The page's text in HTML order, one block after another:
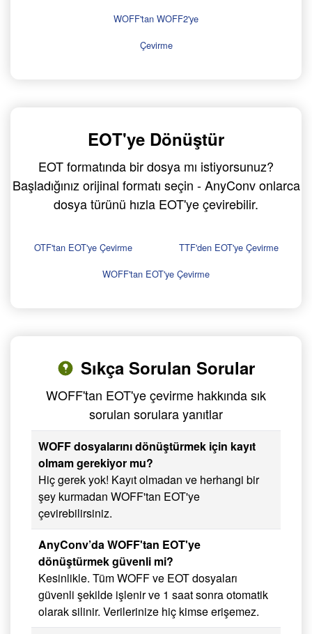
WOFF'tan WOFF2'ye
Çevirme
EOT'ye Dönüştür
EOT formatında bir dosya mı istiyorsunuz?
Başladığınız orijinal formatı seçin - AnyConv onlarca
dosya türünü hızla EOT'ye çevirebilir.
OTF'tan EOT'ye Çevirme
TTF'den EOT'ye Çevirme
WOFF'tan EOT'ye Çevirme
Sıkça Sorulan Sorular
WOFF'tan EOT'ye çevirme hakkında sık
sorulan sorulara yanıtlar
WOFF dosyalarını dönüştürmek için kayıt
olmam gerekiyor mu?
Hiç gerek yok! Kayıt olmadan ve herhangi bir
şey kurmadan WOFF'tan EOT'ye
çevirebilirsiniz.
AnyConv’da WOFF'tan EOT'ye
dönüştürmek güvenli mi?
Kesinlikle. Tüm WOFF ve EOT dosyaları
güvenli şekilde işlenir ve 1 saat sonra otomatik
olarak silinir. Verilerinize hiç kimse erişemez.